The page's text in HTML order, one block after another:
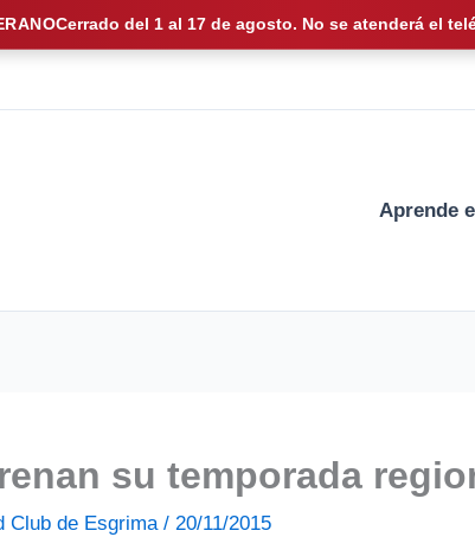
Cerrado del 1 al 17 de agosto. No se atenderá el
Aprende
su temporada
Club de Esgrima / 20/11/2015